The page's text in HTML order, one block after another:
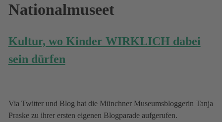
Nationalmuseet
Kultur, wo Kinder WIRKLICH dabei
sein dürfen
Via Twitter und Blog hat die Münchner Museumsbloggerin Tanja
Praske zu ihrer ersten eigenen Blogparade aufgerufen.